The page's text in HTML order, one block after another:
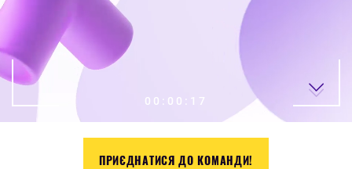
00:00:19
ПРИЄДНАТИСЯ ДО КОМАНДИ!